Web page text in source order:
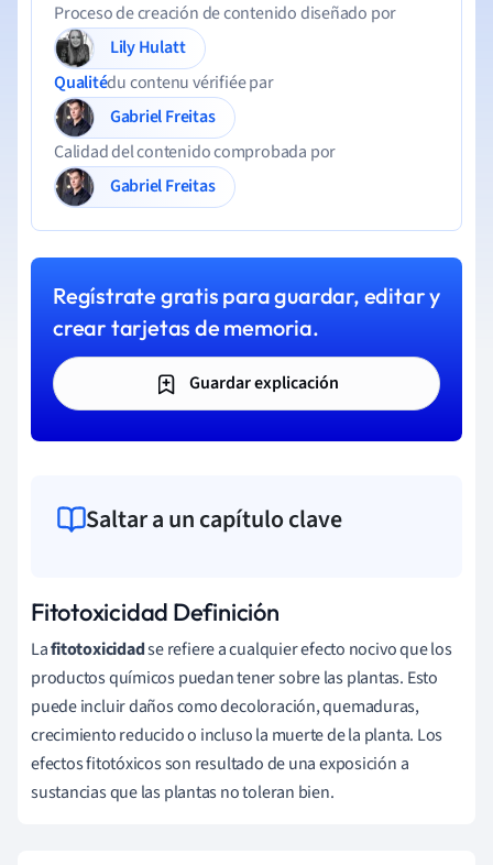
Proceso de creación de contenido diseñado por
Lily Hulatt
Qualitédu contenu vérifiée par
Gabriel Freitas
Calidad del contenido comprobada por
Gabriel Freitas
Regístrate gratis para guardar, editar y
crear tarjetas de memoria.
Guardar explicación
Saltar a un capítulo clave
Fitotoxicidad Definición
Lafitotoxicidadse refiere a cualquier efecto nocivo que los
productos químicos puedan tener sobre las plantas. Esto
puede incluir daños como decoloración, quemaduras,
crecimiento reducido o incluso la muerte de la planta. Los
efectos fitotóxicos son resultado de una exposición a
sustancias que las plantas no toleran bien.